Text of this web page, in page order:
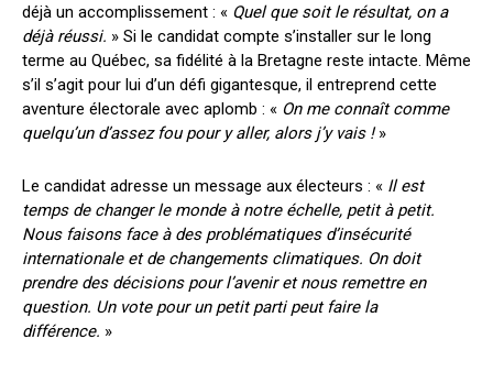
déjà un accomplissement : « Quel que soit le résultat, on a
déjà réussi. » Si le candidat compte s’installer sur le long
terme au Québec, sa fidélité à la Bretagne reste intacte. Même
s’il s’agit pour lui d’un défi gigantesque, il entreprend cette
aventure électorale avec aplomb : « On me connaît comme
quelqu’un d’assez fou pour y aller, alors j’y vais !»
Le candidat adresse un message aux électeurs : « Il est
temps de changer le monde à notre échelle, petit à petit.
Nous faisons face à des problématiques d’insécurité
internationale et de changements climatiques. On doit
prendre des décisions pour l’avenir et nous remettre en
question. Un vote pour un petit parti peut faire la
différence. »